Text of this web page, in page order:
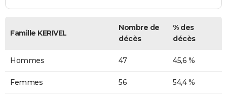
Famille KERIVEL
Nombre de
décès
% des
décès
Hommes 47 45,6 %
Femmes 56 54,4 %